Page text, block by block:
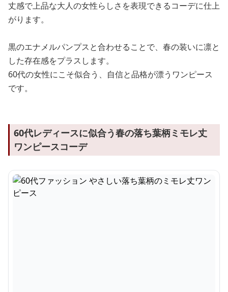
丈感で上品な大人の女性らしさを表現できるコーデに仕上
がります。
黒のエナメルパンプスと合わせることで、春の装いに凛と
した存在感をプラスします。
60代の女性にこそ似合う、自信と品格が漂うワンピース
です。
60代レディースに似合う春の落ち葉柄ミモレ丈
ワンピースコーデ